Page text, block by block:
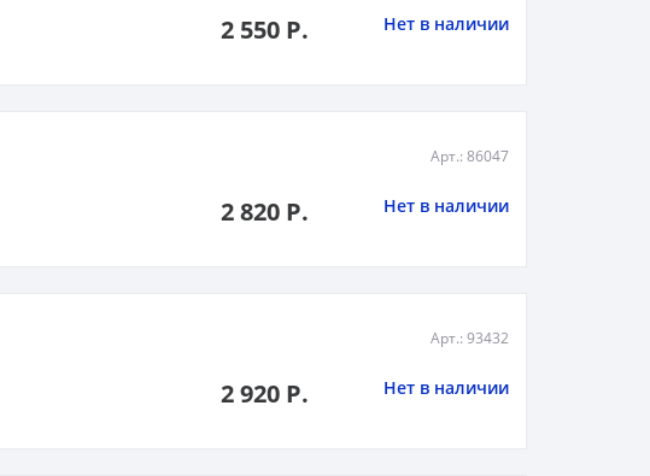
2 550 Р. Нет в наличии
Арт.: 86047
2 820 Р. Нет в наличии
Арт.: 93432
2 920 Р. Нет в наличии